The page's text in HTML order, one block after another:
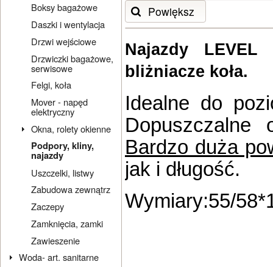
Boksy bagażowe
Daszki i wentylacja
Drzwi wejściowe
Drzwiczki bagażowe,
serwisowe
Felgi, koła
Mover - napęd
elektryczny
Okna, rolety okienne
Podpory, kliny,
najazdy
Uszczelki, listwy
Zabudowa zewnątrz
Zaczepy
Zamknięcia, zamki
Zawieszenie
Woda- art. sanitarne
Powiększ
Najazdy
bliżniacze koła.
Idealne do
Bardzo duża
jak i długość.
Wymiary:55/